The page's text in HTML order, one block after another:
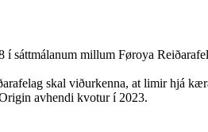
í sáttmálanum millum Føroya
skal viðurkenna, at limir hjá
avhendi kvotur í 2023.